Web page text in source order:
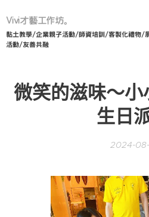
Vivi才藝工作坊。
黏土教學/企業親子活動/師資培訓/客製化禮物/
活動/友善共融
微笑的滋味～
生日
2024-08-